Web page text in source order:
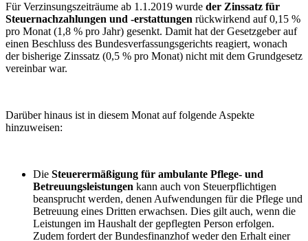
Für Verzinsungszeiträume ab 1.1.2019 wurde der Zinssatz für
Steuernachzahlungen und -erstattungen rückwirkend auf 0,15 %
pro Monat (1,8 % pro Jahr) gesenkt. Damit hat der Gesetzgeber auf
einen Beschluss des Bundesverfassungsgerichts reagiert, wonach
der bisherige Zinssatz (0,5 % pro Monat) nicht mit dem Grundgesetz
vereinbar war.
Darüber hinaus ist in diesem Monat auf folgende Aspekte
hinzuweisen:
Die Steuerermäßigung für ambulante Pflege- und
Betreuungsleistungen kann auch von Steuerpflichtigen
beansprucht werden, denen Aufwendungen für die Pflege und
Betreuung eines Dritten erwachsen. Dies gilt auch, wenn die
Leistungen im Haushalt der gepflegten Person erfolgen.
Zudem fordert der Bundesfinanzhof weder den Erhalt einer